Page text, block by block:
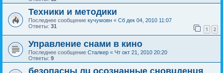
Техники и методики
Последнее сообщение кучумовн « Сб дек 04, 2010 11:07
Ответы: 31 1 2
Управление снами в кино
Последнее сообщение Сталкер « Чт окт 21, 2010 20:20
Ответы: 9
безопасны лu осознанные сновuденuя